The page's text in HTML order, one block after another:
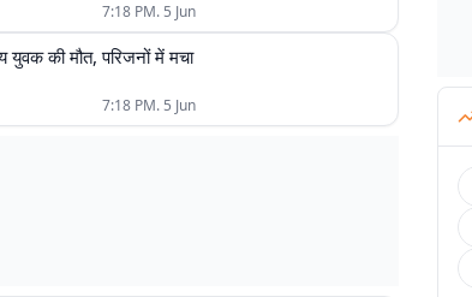
7:18 PM. 5 Jun
युवक की मौत, परिजनों में मचा
7:18 PM. 5 Jun